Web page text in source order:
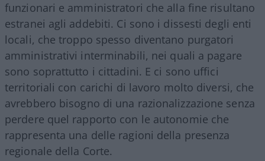
funzionari e amministratori che alla fine risultano
estranei agli addebiti. Ci sono i dissesti degli enti
locali, che troppo spesso diventano purgatori
amministrativi interminabili, nei quali a pagare
sono soprattutto i cittadini. E ci sono uffici
territoriali con carichi di lavoro molto diversi, che
avrebbero bisogno di una razionalizzazione senza
perdere quel rapporto con le autonomie che
rappresenta una delle ragioni della presenza
regionale della Corte.